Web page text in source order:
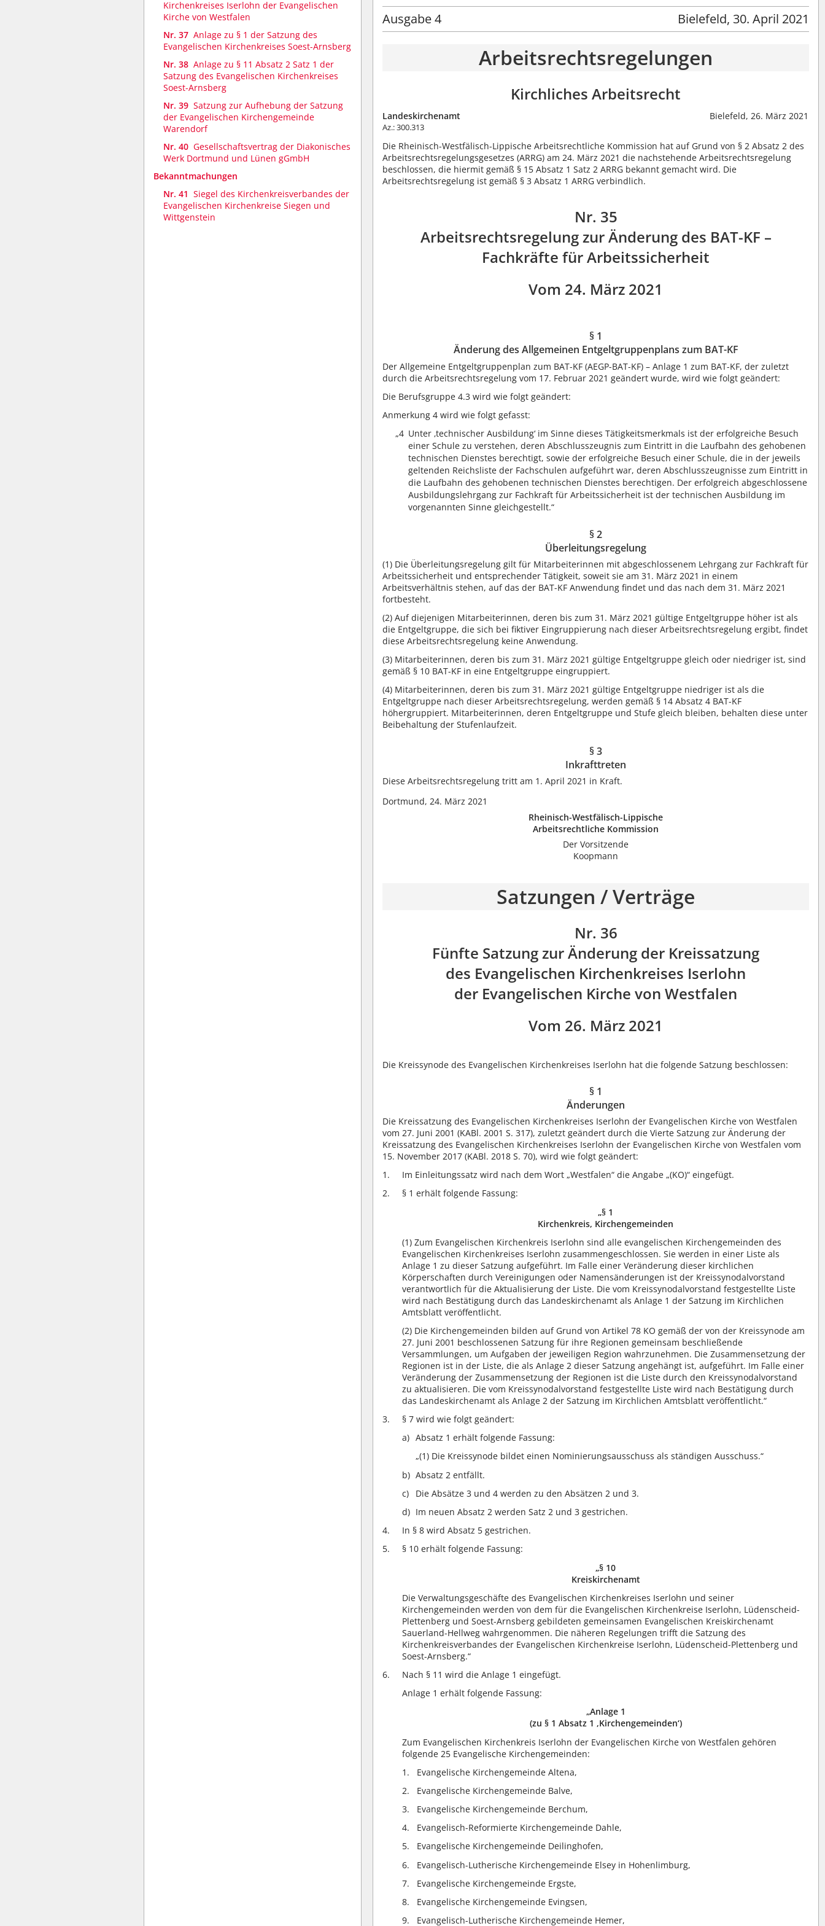
Kirchenkreises Iserlohn der Evangelischen
Kirche von Westfalen
Nr. 37 Anlage zu § 1 der Satzung des
Evangelischen Kirchenkreises Soest-Arnsberg
Nr. 38 Anlage zu § 11 Absatz 2 Satz 1 der
Satzung des Evangelischen Kirchenkreises
Soest-Arnsberg
Nr. 39 Satzung zur Aufhebung der Satzung
der Evangelischen Kirchengemeinde
Warendorf
Nr. 40 Gesellschaftsvertrag der Diakonisches
Werk Dortmund und Lünen gGmbH
Bekanntmachungen
Nr. 41 Siegel des Kirchenkreisverbandes der
Evangelischen Kirchenkreise Siegen und
Wittgenstein
Ausgabe 4 Bielefeld, 30. April 2021
Arbeitsrechtsregelungen
Kirchliches Arbeitsrecht
Landeskirchenamt Bielefeld, 26. März 2021
Az.: 300.313
Die Rheinisch-Westfälisch-Lippische Arbeitsrechtliche Kommission hat auf Grund von § 2 Absatz 2 des
Arbeitsrechtsregelungsgesetzes (ARRG) am 24. März 2021 die nachstehende Arbeitsrechtsregelung
beschlossen, die hiermit gemäß § 15 Absatz 1 Satz 2 ARRG bekannt gemacht wird. Die
Arbeitsrechtsregelung ist gemäß § 3 Absatz 1 ARRG verbindlich.
Nr. 35
Arbeitsrechtsregelung zur Änderung des BAT-KF –
Fachkräfte für Arbeitssicherheit
Vom 24. März 2021
§ 1
Änderung des Allgemeinen Entgeltgruppenplans zum BAT-KF
Der Allgemeine Entgeltgruppenplan zum BAT-KF (AEGP-BAT-KF) – Anlage 1 zum BAT-KF, der zuletzt
durch die Arbeitsrechtsregelung vom 17. Februar 2021 geändert wurde, wird wie folgt geändert:
Die Berufsgruppe 4.3 wird wie folgt geändert:
Anmerkung 4 wird wie folgt gefasst:
„4 Unter ‚technischer Ausbildung‘ im Sinne dieses Tätigkeitsmerkmals ist der erfolgreiche Besuch
einer Schule zu verstehen, deren Abschlusszeugnis zum Eintritt in die Laufbahn des gehobenen
technischen Dienstes berechtigt, sowie der erfolgreiche Besuch einer Schule, die in der jeweils
geltenden Reichsliste der Fachschulen aufgeführt war, deren Abschlusszeugnisse zum Eintritt in
die Laufbahn des gehobenen technischen Dienstes berechtigen. Der erfolgreich abgeschlossene
Ausbildungslehrgang zur Fachkraft für Arbeitssicherheit ist der technischen Ausbildung im
vorgenannten Sinne gleichgestellt.“
§ 2
Überleitungsregelung
(1) Die Überleitungsregelung gilt für Mitarbeiterinnen mit abgeschlossenem Lehrgang zur Fachkraft für
Arbeitssicherheit und entsprechender Tätigkeit, soweit sie am 31. März 2021 in einem
Arbeitsverhältnis stehen, auf das der BAT-KF Anwendung findet und das nach dem 31. März 2021
fortbesteht.
(2) Auf diejenigen Mitarbeiterinnen, deren bis zum 31. März 2021 gültige Entgeltgruppe höher ist als
die Entgeltgruppe, die sich bei fiktiver Eingruppierung nach dieser Arbeitsrechtsregelung ergibt, findet
diese Arbeitsrechtsregelung keine Anwendung.
(3) Mitarbeiterinnen, deren bis zum 31. März 2021 gültige Entgeltgruppe gleich oder niedriger ist, sind
gemäß § 10 BAT-KF in eine Entgeltgruppe eingruppiert.
(4) Mitarbeiterinnen, deren bis zum 31. März 2021 gültige Entgeltgruppe niedriger ist als die
Entgeltgruppe nach dieser Arbeitsrechtsregelung, werden gemäß § 14 Absatz 4 BAT-KF
höhergruppiert. Mitarbeiterinnen, deren Entgeltgruppe und Stufe gleich bleiben, behalten diese unter
Beibehaltung der Stufenlaufzeit.
§ 3
Inkrafttreten
Diese Arbeitsrechtsregelung tritt am 1. April 2021 in Kraft.
Dortmund, 24. März 2021
Rheinisch-Westfälisch-Lippische
Arbeitsrechtliche Kommission
Der Vorsitzende
Koopmann
Satzungen / Verträge
Nr. 36
Fünfte Satzung zur Änderung der Kreissatzung
des Evangelischen Kirchenkreises Iserlohn
der Evangelischen Kirche von Westfalen
Vom 26. März 2021
Die Kreissynode des Evangelischen Kirchenkreises Iserlohn hat die folgende Satzung beschlossen:
§ 1
Änderungen
Die Kreissatzung des Evangelischen Kirchenkreises Iserlohn der Evangelischen Kirche von Westfalen
vom 27. Juni 2001 (KABl. 2001 S. 317), zuletzt geändert durch die Vierte Satzung zur Änderung der
Kreissatzung des Evangelischen Kirchenkreises Iserlohn der Evangelischen Kirche von Westfalen vom
15. November 2017 (KABl. 2018 S. 70), wird wie folgt geändert:
Im Einleitungssatz wird nach dem Wort „Westfalen“ die Angabe „(KO)“ eingefügt.
§ 1 erhält folgende Fassung:
„§ 1
Kirchenkreis, Kirchengemeinden
(1) Zum Evangelischen Kirchenkreis Iserlohn sind alle evangelischen Kirchengemeinden des
Evangelischen Kirchenkreises Iserlohn zusammengeschlossen. Sie werden in einer Liste als
Anlage 1 zu dieser Satzung aufgeführt. Im Falle einer Veränderung dieser kirchlichen
Körperschaften durch Vereinigungen oder Namensänderungen ist der Kreissynodalvorstand
verantwortlich für die Aktualisierung der Liste. Die vom Kreissynodalvorstand festgestellte Liste
wird nach Bestätigung durch das Landeskirchenamt als Anlage 1 der Satzung im Kirchlichen
Amtsblatt veröffentlicht.
(2) Die Kirchengemeinden bilden auf Grund von Artikel 78 KO gemäß der von der Kreissynode am
27. Juni 2001 beschlossenen Satzung für ihre Regionen gemeinsam beschließende
Versammlungen, um Aufgaben der jeweiligen Region wahrzunehmen. Die Zusammensetzung der
Regionen ist in der Liste, die als Anlage 2 dieser Satzung angehängt ist, aufgeführt. Im Falle einer
Veränderung der Zusammensetzung der Regionen ist die Liste durch den Kreissynodalvorstand
zu aktualisieren. Die vom Kreissynodalvorstand festgestellte Liste wird nach Bestätigung durch
das Landeskirchenamt als Anlage 2 der Satzung im Kirchlichen Amtsblatt veröffentlicht.“
§ 7 wird wie folgt geändert:
Absatz 1 erhält folgende Fassung:
„(1) Die Kreissynode bildet einen Nominierungsausschuss als ständigen Ausschuss.“
Absatz 2 entfällt.
Die Absätze 3 und 4 werden zu den Absätzen 2 und 3.
Im neuen Absatz 2 werden Satz 2 und 3 gestrichen.
In § 8 wird Absatz 5 gestrichen.
§ 10 erhält folgende Fassung:
„§ 10
Kreiskirchenamt
Die Verwaltungsgeschäfte des Evangelischen Kirchenkreises Iserlohn und seiner
Kirchengemeinden werden von dem für die Evangelischen Kirchenkreise Iserlohn, Lüdenscheid-
Plettenberg und Soest-Arnsberg gebildeten gemeinsamen Evangelischen Kreiskirchenamt
Sauerland-Hellweg wahrgenommen. Die näheren Regelungen trifft die Satzung des
Kirchenkreisverbandes der Evangelischen Kirchenkreise Iserlohn, Lüdenscheid-Plettenberg und
Soest-Arnsberg.“
Nach § 11 wird die Anlage 1 eingefügt.
Anlage 1 erhält folgende Fassung:
„Anlage 1
(zu § 1 Absatz 1 ‚Kirchengemeinden‘)
Zum Evangelischen Kirchenkreis Iserlohn der Evangelischen Kirche von Westfalen gehören
folgende 25 Evangelische Kirchengemeinden:
Evangelische Kirchengemeinde Altena,
Evangelische Kirchengemeinde Balve,
Evangelische Kirchengemeinde Berchum,
Evangelisch-Reformierte Kirchengemeinde Dahle,
Evangelische Kirchengemeinde Deilinghofen,
Evangelisch-Lutherische Kirchengemeinde Elsey in Hohenlimburg,
Evangelische Kirchengemeinde Ergste,
Evangelische Kirchengemeinde Evingsen,
Evangelisch-Lutherische Kirchengemeinde Hemer,